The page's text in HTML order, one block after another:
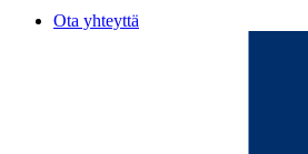
Ota yhteyttä